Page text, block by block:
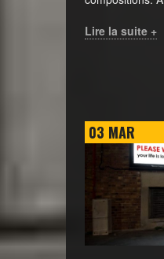
Lire la suite +
03 MAR